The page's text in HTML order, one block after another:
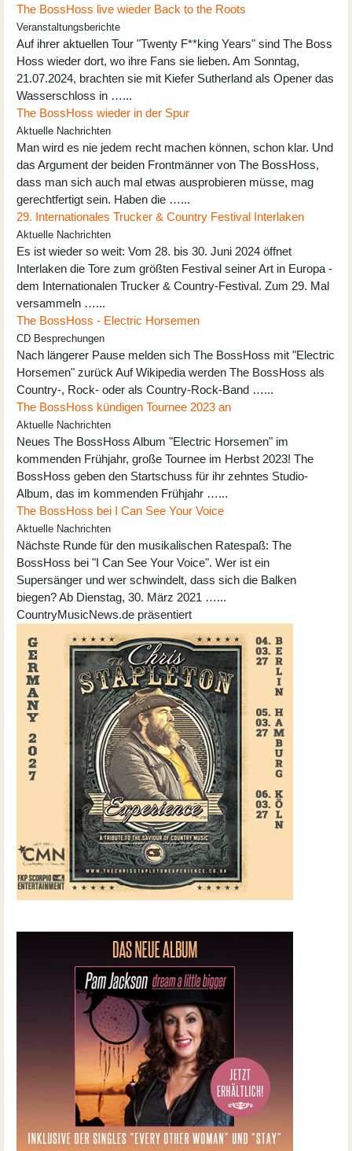
The BossHoss live wieder Back to the Roots
Veranstaltungsberichte
Auf ihrer aktuellen Tour "Twenty F**king Years" sind The Boss
Hoss wieder dort, wo ihre Fans sie lieben. Am Sonntag,
21.07.2024, brachten sie mit Kiefer Sutherland als Opener das
Wasserschloss in …...
The BossHoss wieder in der Spur
Aktuelle Nachrichten
Man wird es nie jedem recht machen können, schon klar. Und
das Argument der beiden Frontmänner von The BossHoss,
dass man sich auch mal etwas ausprobieren müsse, mag
gerechtfertigt sein. Haben die …...
29. Internationales Trucker & Country Festival Interlaken
Aktuelle Nachrichten
Es ist wieder so weit: Vom 28. bis 30. Juni 2024 öffnet
Interlaken die Tore zum größten Festival seiner Art in Europa -
dem Internationalen Trucker & Country-Festival. Zum 29. Mal
versammeln …...
The BossHoss - Electric Horsemen
CD Besprechungen
Nach längerer Pause melden sich The BossHoss mit "Electric
Horsemen" zurück Auf Wikipedia werden The BossHoss als
Country-, Rock- oder als Country-Rock-Band …...
The BossHoss kündigen Tournee 2023 an
Aktuelle Nachrichten
Neues The BossHoss Album "Electric Horsemen" im
kommenden Frühjahr, große Tournee im Herbst 2023! The
BossHoss geben den Startschuss für ihr zehntes Studio-
Album, das im kommenden Frühjahr …...
The BossHoss bei I Can See Your Voice
Aktuelle Nachrichten
Nächste Runde für den musikalischen Ratespaß: The
BossHoss bei "I Can See Your Voice". Wer ist ein
Supersänger und wer schwindelt, dass sich die Balken
biegen? Ab Dienstag, 30. März 2021 …...
CountryMusicNews.de präsentiert